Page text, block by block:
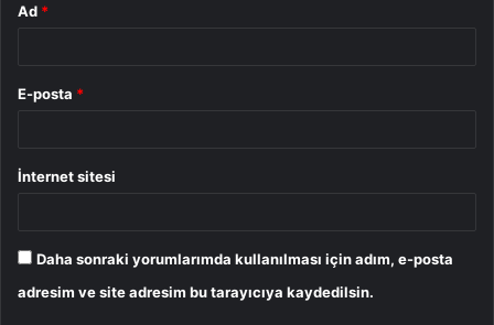
Ad *
E-posta *
İnternet sitesi
Daha sonraki yorumlarımda kullanılması için adım, e-posta
adresim ve site adresim bu tarayıcıya kaydedilsin.